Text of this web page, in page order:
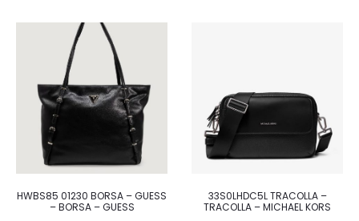
HWBS85 01230 BORSA – GUESS
– BORSA – GUESS
33S0LHDC5L TRACOLLA –
TRACOLLA – MICHAEL KORS